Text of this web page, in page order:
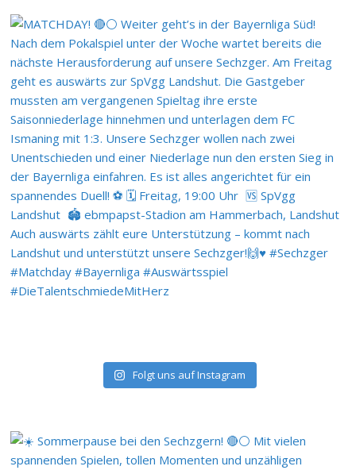
Folgt uns auf Instagram